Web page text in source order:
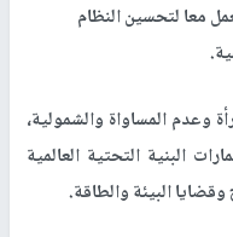
معا لتحسين النظام
وعدم المساواة والشمولية،
البنية التحتية العالمية
وقضايا البيئة والطاقة.